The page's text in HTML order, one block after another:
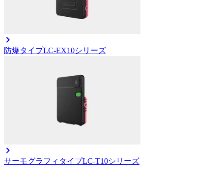
防爆タイプLC-EX10シリーズ
サーモグラフィタイプLC-T10シリーズ